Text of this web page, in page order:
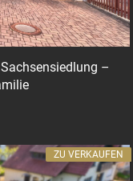
–
ZU VERKAUFEN